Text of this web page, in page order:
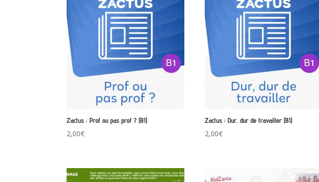
Zactus : Prof ou pas prof ? (B1)
2,00€
Zactus : Dur, dur de travailler (B1)
2,00€